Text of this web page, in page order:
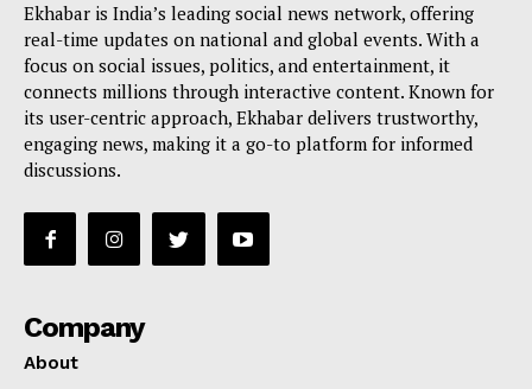
Ekhabar is India’s leading social news network, offering
real-time updates on national and global events. With a
focus on social issues, politics, and entertainment, it
connects millions through interactive content. Known for
its user-centric approach, Ekhabar delivers trustworthy,
engaging news, making it a go-to platform for informed
discussions.
Company
About